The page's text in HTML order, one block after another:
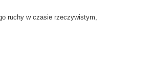
ruchy w czasie rzeczywistym,